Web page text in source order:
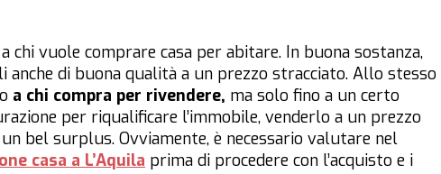
chi vuole comprare casa per abitare. In buona sostanza,
anche di buona qualità a un prezzo stracciato. Allo stesso
a chi compra per rivendere, ma solo fino a un certo
per riqualificare l’immobile, venderlo a un prezzo
bel surplus. Ovviamente, è necessario valutare nel
casa a L’Aquila prima di procedere con l’acquisto e i